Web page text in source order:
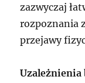
zazwyczaj
rozpoznania
przejawy
Uzależnienia